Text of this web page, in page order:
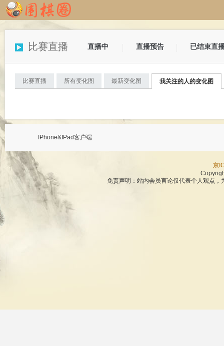
比赛直播 直播中 直播预告 已结束直
比赛直播 所有变化图 最新变化图 我关注的人的变化图
IPhone&IPad客户端
京
免责声明：站内会员言论仅代表个人观点